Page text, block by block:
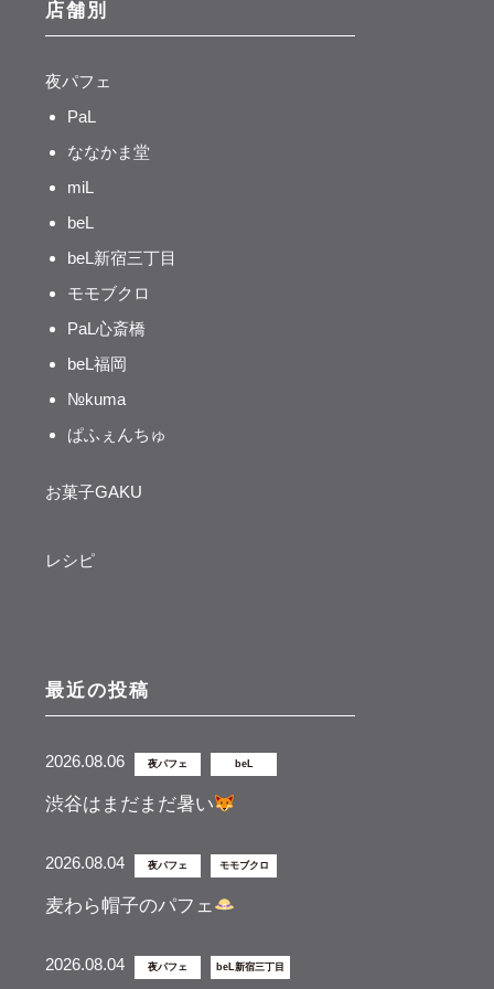
店舗別
夜パフェ
PaL
ななかま堂
miL
beL
beL新宿三丁目
モモブクロ
PaL心斎橋
beL福岡
№kuma
ぱふぇんちゅ
お菓子GAKU
レシピ
最近の投稿
2026.08.06 夜パフェ beL
渋谷はまだまだ暑い
2026.08.04 夜パフェ モモブクロ
麦わら帽子のパフェ
2026.08.04 夜パフェ beL新宿三丁目